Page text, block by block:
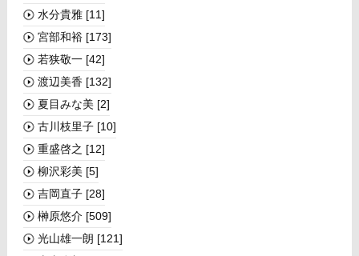
水分貴雅 [11]
宮部和裕 [173]
若狭敬一 [42]
渡辺美香 [132]
夏目みな美 [2]
古川枝里子 [10]
重盛啓之 [12]
柳沢彩美 [5]
吉岡直子 [28]
榊󠄀原悠介 [509]
光山雄一朗 [121]